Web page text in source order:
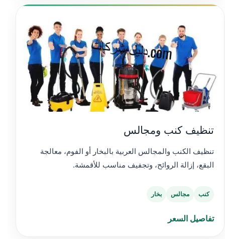
تنظيف كنب ومجالس
تنظيف الكنب والمجالس العربية بالبخار أو الفوم، معالجة
البقع، إزالة الروائح، وتجفيف مناسب للأقمشة.
كنب مجالس بخار
تفاصيل السعر